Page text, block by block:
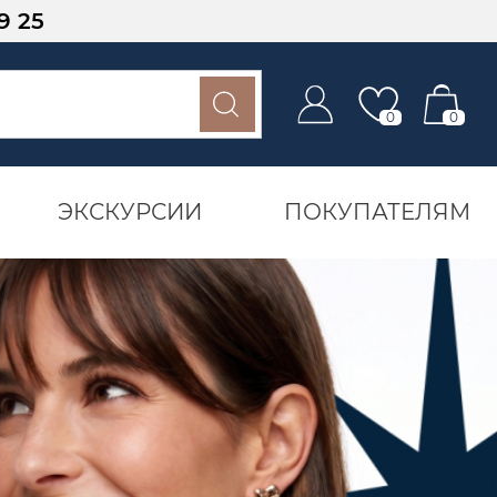
25
0 0
ЭКСКУРСИИ ПОКУПАТЕЛЯМ